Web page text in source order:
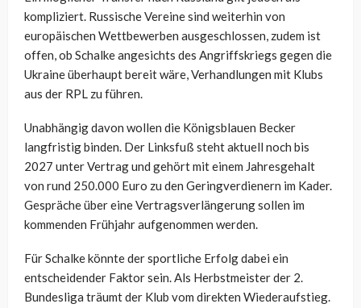
kompliziert. Russische Vereine sind weiterhin von
europäischen Wettbewerben ausgeschlossen, zudem ist
offen, ob Schalke angesichts des Angriffskriegs gegen die
Ukraine überhaupt bereit wäre, Verhandlungen mit Klubs
aus der RPL zu führen.
Unabhängig davon wollen die Königsblauen Becker
langfristig binden. Der Linksfuß steht aktuell noch bis
2027 unter Vertrag und gehört mit einem Jahresgehalt
von rund 250.000 Euro zu den Geringverdienern im Kader.
Gespräche über eine Vertragsverlängerung sollen im
kommenden Frühjahr aufgenommen werden.
Für Schalke könnte der sportliche Erfolg dabei ein
entscheidender Faktor sein. Als Herbstmeister der 2.
Bundesliga träumt der Klub vom direkten Wiederaufstieg.